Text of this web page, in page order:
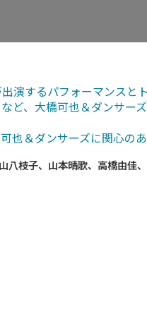
演するパフォーマンスと
ど、大橋可也＆ダンサー
＆ダンサーズに関心の
八枝子、山本晴歌、高橋由